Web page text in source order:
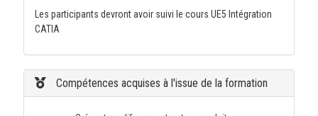
Les participants devront avoir suivi le cours UE5 Intégration
CATIA
Compétences acquises à l'issue de la formation